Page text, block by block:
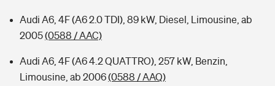
Audi A6, 4F (A6 2.0 TDI), 89 kW, Diesel, Limousine, ab
2005(0588 / AAC)
Audi A6, 4F (A6 4.2 QUATTRO), 257 kW, Benzin,
Limousine, ab 2006(0588 / AAQ)